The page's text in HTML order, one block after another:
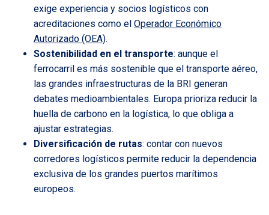
exige experiencia y socios logísticos con
acreditaciones como el Operador Económico
Autorizado (OEA).
Sostenibilidad en el transporte: aunque el
ferrocarril es más sostenible que el transporte aéreo,
las grandes infraestructuras de la BRI generan
debates medioambientales. Europa prioriza reducir la
huella de carbono en la logística, lo que obliga a
ajustar estrategias.
Diversificación de rutas: contar con nuevos
corredores logísticos permite reducir la dependencia
exclusiva de los grandes puertos marítimos
europeos.